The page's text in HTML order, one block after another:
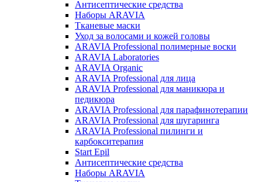
Антисептические средства
Наборы ARAVIA
Тканевые маски
Уход за волосами и кожей головы
ARAVIA Professional полимерные воски
ARAVIA Laboratories
ARAVIA Organic
ARAVIA Professional для лица
ARAVIA Professional для маникюра и
педикюра
ARAVIA Professional для парафинотерапии
ARAVIA Professional для шугаринга
ARAVIA Professional пилинги и
карбокситерапия
Start Epil
Антисептические средства
Наборы ARAVIA